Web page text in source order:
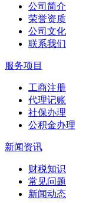
公司简介
荣誉资质
公司文化
联系我们
服务项目
工商注册
代理记账
社保办理
公积金办理
新闻资讯
财税知识
常见问题
新闻动态